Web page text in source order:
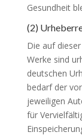
Gesundheit
(2)
Die auf
Werke sind
deutschen
bedarf der
jeweiligen
für